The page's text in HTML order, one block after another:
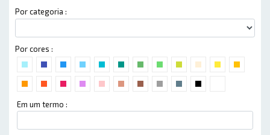
Por categoria :
Por cores :
Em um termo :